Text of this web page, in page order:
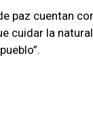
paz cuentan
cuidar la